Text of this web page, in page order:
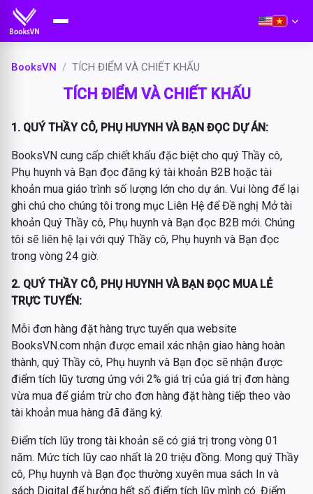
BooksVN TÍCH ĐIỂM VÀ CHIẾT KHẤU
TÍCH ĐIỂM VÀ CHIẾT KHẤU
1. QUÝ THẦY CÔ, PHỤ HUYNH VÀ BẠN ĐỌC DỰ ÁN:
BooksVN cung cấp chiết khấu đặc biệt cho quý Thầy cô,
Phụ huynh và Bạn đọc đăng ký tài khoản B2B hoặc tài
khoản mua giáo trình số lượng lớn cho dự án. Vui lòng để lại
ghi chú cho chúng tôi trong mục Liên Hệ để Đề nghị Mở tài
khoản Quý Thầy cô, Phụ huynh và Bạn đọc B2B mới. Chúng
tôi sẽ liên hệ lại với quý Thầy cô, Phụ huynh và Bạn đọc
trong vòng 24 giờ.
2. QUÝ THẦY CÔ, PHỤ HUYNH VÀ BẠN ĐỌC MUA LẺ
TRỰC TUYẾN:
Mỗi đơn hàng đặt hàng trực tuyến qua website
BooksVN.com nhận được email xác nhận giao hàng hoàn
thành, quý Thầy cô, Phụ huynh và Bạn đọc sẽ nhận được
điểm tích lũy tương ứng với 2% giá trị của giá trị đơn hàng
vừa mua để giảm trừ cho đơn hàng đặt hàng tiếp theo vào
tài khoản mua hàng đã đăng ký.
Điểm tích lũy trong tài khoản sẽ có giá trị trong vòng 01
năm. Mức tích lũy cao nhất là 20 triệu đồng. Mong quý Thầy
cô, Phụ huynh và Bạn đọc thường xuyên mua sách In và
sách Digital để hưởng hết số điểm tích lũy mình có. Điểm